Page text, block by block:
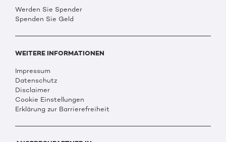
Werden Sie Spender
Spenden Sie Geld
WEITERE INFORMATIONEN
Impressum
Datenschutz
Disclaimer
Cookie Einstellungen
Erklärung zur Barrierefreiheit